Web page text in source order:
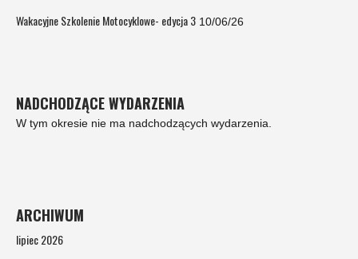
Wakacyjne Szkolenie Motocyklowe- edycja 3 10/06/26
NADCHODZĄCE WYDARZENIA
W tym okresie nie ma nadchodzących wydarzenia.
ARCHIWUM
lipiec 2026